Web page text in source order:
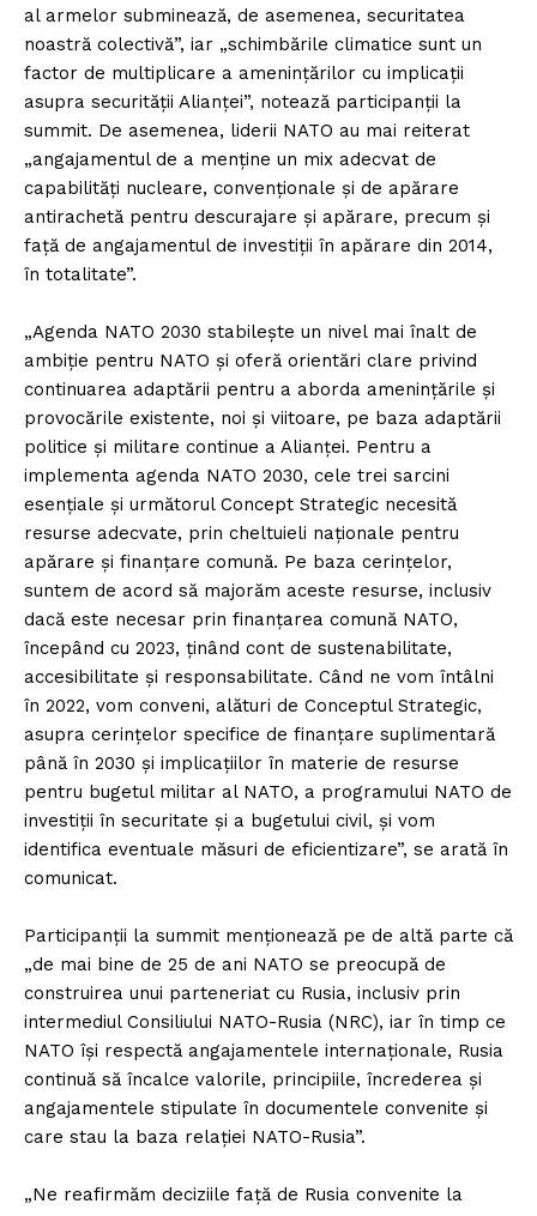
al armelor subminează, de asemenea, securitatea
noastră colectivă”, iar „schimbările climatice sunt un
factor de multiplicare a ameninţărilor cu implicaţii
asupra securităţii Alianţei”, notează participanţii la
summit. De asemenea, liderii NATO au mai reiterat
„angajamentul de a menţine un mix adecvat de
capabilităţi nucleare, convenţionale şi de apărare
antirachetă pentru descurajare şi apărare, precum şi
faţă de angajamentul de investiţii în apărare din 2014,
în totalitate”.
„Agenda NATO 2030 stabileşte un nivel mai înalt de
ambiţie pentru NATO şi oferă orientări clare privind
continuarea adaptării pentru a aborda ameninţările şi
provocările existente, noi şi viitoare, pe baza adaptării
politice şi militare continue a Alianţei. Pentru a
implementa agenda NATO 2030, cele trei sarcini
esenţiale şi următorul Concept Strategic necesită
resurse adecvate, prin cheltuieli naţionale pentru
apărare şi finanţare comună. Pe baza cerinţelor,
suntem de acord să majorăm aceste resurse, inclusiv
dacă este necesar prin finanţarea comună NATO,
începând cu 2023, ţinând cont de sustenabilitate,
accesibilitate şi responsabilitate. Când ne vom întâlni
în 2022, vom conveni, alături de Conceptul Strategic,
asupra cerinţelor specifice de finanţare suplimentară
până în 2030 şi implicaţiilor în materie de resurse
pentru bugetul militar al NATO, a programului NATO de
investiţii în securitate şi a bugetului civil, şi vom
identifica eventuale măsuri de eficientizare”, se arată în
comunicat.
Participanţii la summit menţionează pe de altă parte că
„de mai bine de 25 de ani NATO se preocupă de
construirea unui parteneriat cu Rusia, inclusiv prin
intermediul Consiliului NATO-Rusia (NRC), iar în timp ce
NATO îşi respectă angajamentele internaţionale, Rusia
continuă să încalce valorile, principiile, încrederea şi
angajamentele stipulate în documentele convenite şi
care stau la baza relaţiei NATO-Rusia”.
„Ne reafirmăm deciziile faţă de Rusia convenite la